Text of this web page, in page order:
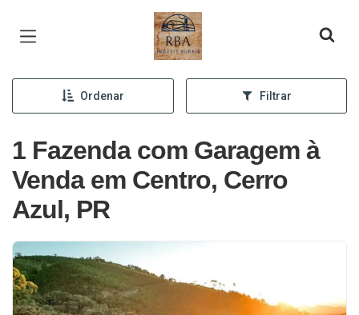
Página inicial
Ordenar Filtrar
1 Fazenda com Garagem à
Venda em Centro, Cerro
Azul, PR